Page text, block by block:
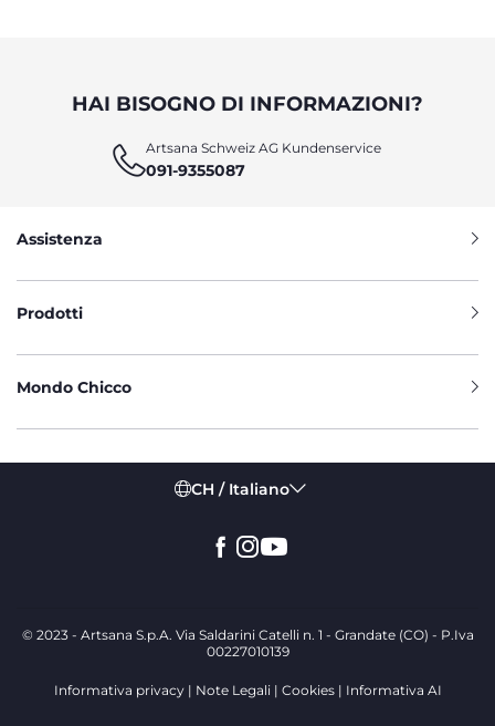
HAI BISOGNO DI INFORMAZIONI?
Artsana Schweiz AG Kundenservice
091-9355087
Assistenza
Prodotti
Mondo Chicco
CH / Italiano
© 2023 - Artsana S.p.A. Via Saldarini Catelli n. 1 - Grandate (CO) - P.Iva
00227010139
Informativa privacy Note Legali Cookies Informativa AI